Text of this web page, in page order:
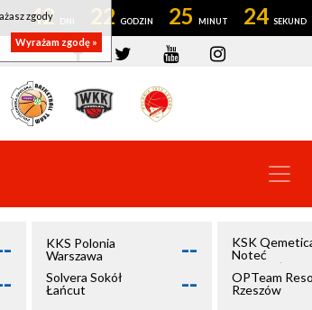
42 22 25 24
KKS Polonia
Warszawa
--
Solvera Sokół
Łańcut
--
KSK
Noteć
Inowrocław
OPTeam
Rzeszów
zgody
Wyrażam zgodę »